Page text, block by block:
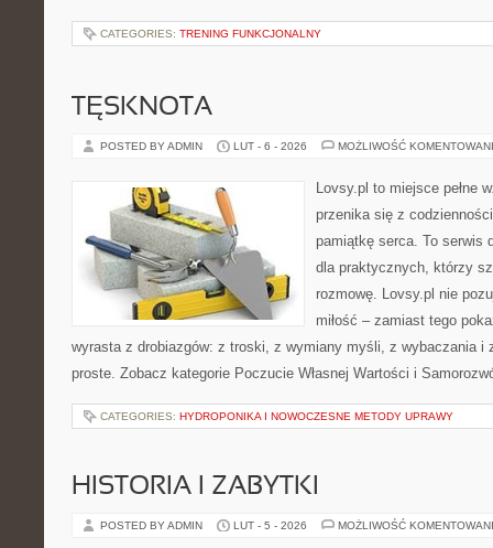
CATEGORIES: TRENING FUNKCJONALNY
TĘSKNOTA
POSTED BY ADMIN LUT - 6 - 2026 MOŻLIWOŚĆ
Lovsy.pl to miejsce pełne
przenika się z
pamiątkę serca. To serwis
dla praktycznych, którzy
rozmowę. Lovsy.pl nie
miłość – zamiast tego
wyrasta z drobiazgów: z troski, z wymiany myśli, z wybaczania i
proste. Zobacz kategorie Poczucie Własnej Wartości i
CATEGORIES: HYDROPONIKA I NOWOCZESNE METODY UPRAWY
HISTORIA I ZABYTKI
POSTED BY ADMIN LUT - 5 - 2026 MOŻLIWOŚĆ